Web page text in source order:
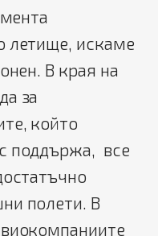
летище, искаме
В края на
за
който
поддържа, все
полети. В